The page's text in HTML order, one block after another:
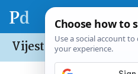
Vijesti /Hrvatska